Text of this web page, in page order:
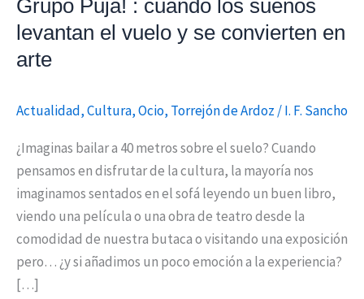
Grupo Puja! : cuando los sueños
levantan el vuelo y se convierten en
arte
Actualidad,Cultura,Ocio, Torrejón de Ardoz /I. F. Sancho
¿Imaginas bailar a 40 metros sobre el suelo? Cuando
pensamos en disfrutar de la cultura, la mayoría nos
imaginamos sentados en el sofá leyendo un buen libro,
viendo una película o una obra de teatro desde la
comodidad de nuestra butaca o visitando una exposición
pero… ¿y si añadimos un poco emoción a la experiencia?
[…]
vuelo
y
se
en